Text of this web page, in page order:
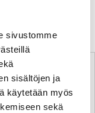
sivustomme
sisältöjen ja
käytetään myös
sekä